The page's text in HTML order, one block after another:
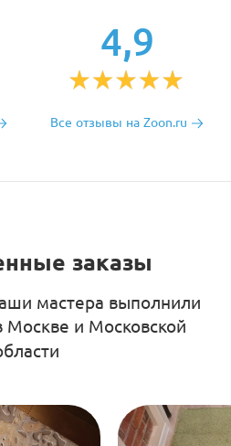
4,9
Все отзывы на Zoon.ru
заказы
мастера выполнили
Москве и Московской